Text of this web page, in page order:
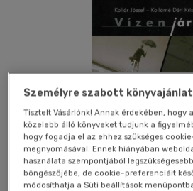
Személyre szabott
Tisztelt Vásárlónk! Annak érdekében, hogy
közelebb álló könyveket tudjunk a
hogy fogadja el az ehhez szükséges
megnyomásával. Ennek hiányában
használata szempontjából
böngészőjébe, de cookie-preferenciáit
módosíthatja a Süti beállítások